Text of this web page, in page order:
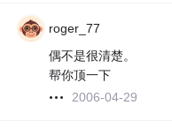
roger_77
偶不是很清楚。
帮你顶一下
2006-04-29